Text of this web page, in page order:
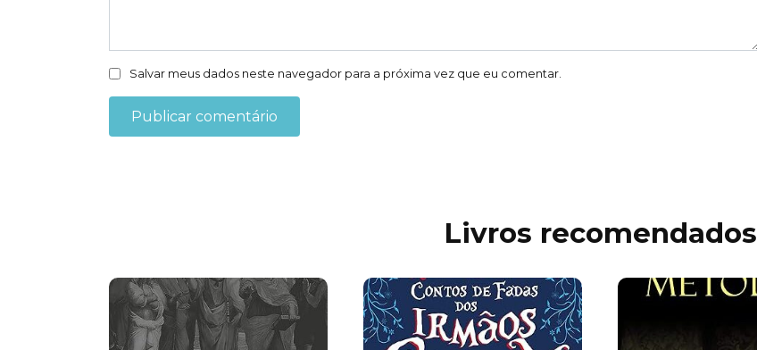
Salvar meus dados neste navegador para a próxima vez que eu comentar.
Livros recomendados